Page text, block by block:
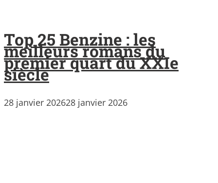
Top 25 Benzine : les
meilleurs romans du
premier quart du XXIe
siècle
28 janvier 202628 janvier 2026